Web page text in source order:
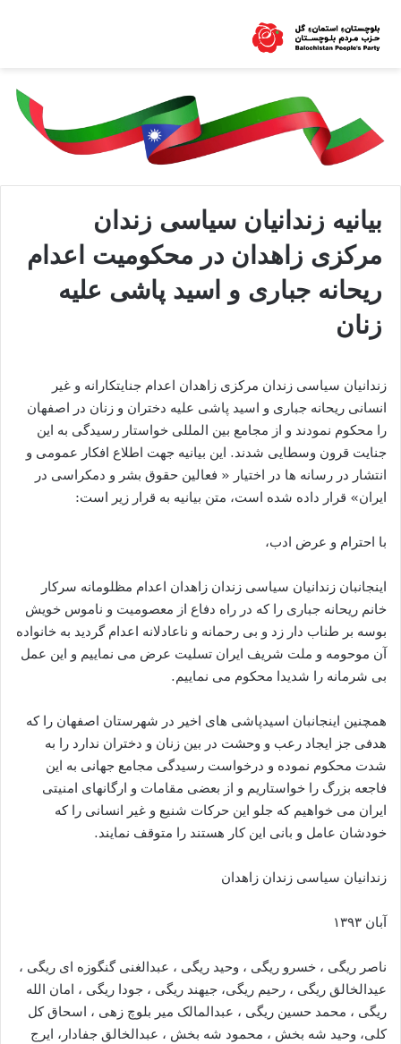
بیانیه زندانیان سیاسی زندان
مرکزی زاهدان در محکومیت اعدام
ریحانه جباری و اسید پاشی علیه
زنان
زندانیان سیاسی زندان مرکزی زاهدان اعدام جنایتکارانه و غیر
انسانی ریحانه جباری و اسید پاشی علیه دختران و زنان در اصفهان
را محکوم نمودند و از مجامع بین المللی خواستار رسیدگی به این
جنایت قرون وسطایی شدند. این بیانیه جهت اطلاع افکار عمومی و
انتشار در رسانه ها در اختیار « فعالین حقوق بشر و دمکراسی در
ایران» قرار داده شده است، متن بیانیه به قرار زیر است:
با احترام و عرض ادب،
اینجانبان زندانیان سیاسی زندان زاهدان اعدام مظلومانه سرکار
خانم ریحانه جباری را که در راه دفاع از معصومیت و ناموس خویش
بوسه بر طناب دار زد و بی رحمانه و ناعادلانه اعدام گردید به خانواده
آن موحومه و ملت شریف ایران تسلیت عرض می نماییم و این عمل
بی شرمانه را شدیدا محکوم می نماییم.
همچنین اینجانبان اسیدپاشی های اخیر در شهرستان اصفهان را که
هدفی جز ایجاد رعب و وحشت در بین زنان و دختران ندارد را به
شدت محکوم نموده و درخواست رسیدگی مجامع جهانی به این
فاجعه بزرگ را خواستاریم و از بعضی مقامات و ارگانهای امنیتی
ایران می خواهیم که جلو این حرکات شنیع و غیر انسانی را که
خودشان عامل و بانی این کار هستند را متوقف نمایند.
زندانیان سیاسی زندان زاهدان
آبان ۱۳۹۳
ناصر ریگی ، خسرو ریگی ، وحید ریگی ، عبدالغنی گنگوزه ای ریگی ،
عیدالخالق ریگی ، رحیم ریگی، جیهند ریگی ، جودا ریگی ، امان الله
ریگی ، محمد حسین ریگی ، عبدالمالک میر بلوچ زهی ، اسحاق کل
کلی، وحید شه بخش ، محمود شه بخش ، عبدالخالق جفادار، ایرج